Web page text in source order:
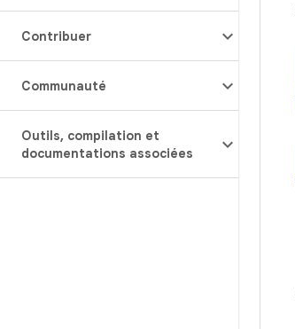
Contribuer
Communauté
Outils, compilation et
documentations associées